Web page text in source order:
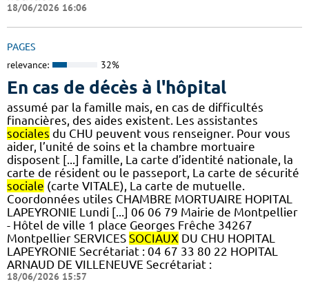
18/06/2026 16:06
PAGES
relevance: 32%
En cas de décès à l'hôpital
assumé par la famille mais, en cas de difficultés
financières, des aides existent. Les assistantes
sociales du CHU peuvent vous renseigner. Pour vous
aider, l’unité de soins et la chambre mortuaire
disposent [...] famille, La carte d’identité nationale, la
carte de résident ou le passeport, La carte de sécurité
sociale (carte VITALE), La carte de mutuelle.
Coordonnées utiles CHAMBRE MORTUAIRE HOPITAL
LAPEYRONIE Lundi [...] 06 06 79 Mairie de Montpellier
- Hôtel de ville 1 place Georges Frêche 34267
Montpellier SERVICES SOCIAUX DU CHU HOPITAL
LAPEYRONIE Secrétariat : 04 67 33 80 22 HOPITAL
ARNAUD DE VILLENEUVE Secrétariat :
18/06/2026 15:57